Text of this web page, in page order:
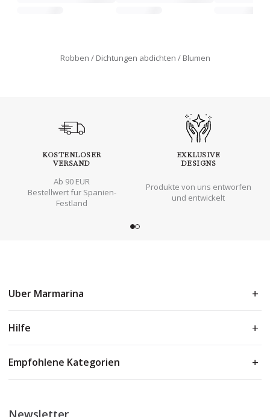
Robben Dichtungen abdichten Blumen
KOSTENLOSER
VERSAND
Ab 90 EUR
Bestellwert fur Spanien-
Festland
EXKLUSIVE
DESIGNS
Produkte von uns entworfen
und entwickelt
Uber Marmarina
Hilfe
Empfohlene Kategorien
Newsletter